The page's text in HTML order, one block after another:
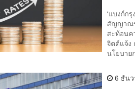
‘แบงก์ก
สัญญาณข
สะท้อน
จิตต์แจ้ง
นโยบาย
6 ธัน